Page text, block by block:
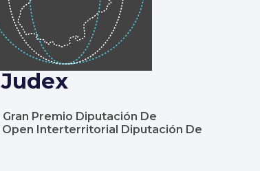
Premio Diputación De
Open Interterritorial Diputación De